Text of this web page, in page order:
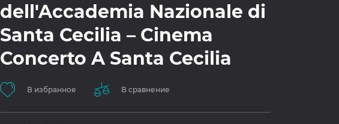
dell'Accademia Nazionale di
Santa Cecilia – Cinema
Concerto A Santa Cecilia
В избранное В сравнение